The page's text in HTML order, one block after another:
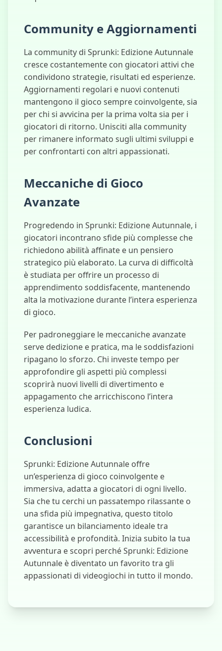
Community e Aggiornamenti
La community di Sprunki: Edizione Autunnale
cresce costantemente con giocatori attivi che
condividono strategie, risultati ed esperienze.
Aggiornamenti regolari e nuovi contenuti
mantengono il gioco sempre coinvolgente, sia
per chi si avvicina per la prima volta sia per i
giocatori di ritorno. Unisciti alla community
per rimanere informato sugli ultimi sviluppi e
per confrontarti con altri appassionati.
Meccaniche di Gioco
Avanzate
Progredendo in Sprunki: Edizione Autunnale, i
giocatori incontrano sfide più complesse che
richiedono abilità affinate e un pensiero
strategico più elaborato. La curva di difficoltà
è studiata per offrire un processo di
apprendimento soddisfacente, mantenendo
alta la motivazione durante l’intera esperienza
di gioco.
Per padroneggiare le meccaniche avanzate
serve dedizione e pratica, ma le soddisfazioni
ripagano lo sforzo. Chi investe tempo per
approfondire gli aspetti più complessi
scoprirà nuovi livelli di divertimento e
appagamento che arricchiscono l’intera
esperienza ludica.
Conclusioni
Sprunki: Edizione Autunnale offre
un’esperienza di gioco coinvolgente e
immersiva, adatta a giocatori di ogni livello.
Sia che tu cerchi un passatempo rilassante o
una sfida più impegnativa, questo titolo
garantisce un bilanciamento ideale tra
accessibilità e profondità. Inizia subito la tua
avventura e scopri perché Sprunki: Edizione
Autunnale è diventato un favorito tra gli
appassionati di videogiochi in tutto il mondo.